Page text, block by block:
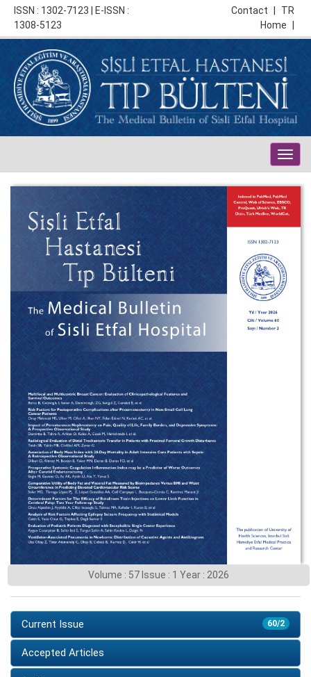
ISSN : 1302-7123 | E-ISSN :
1308-5123
TR
Contact
Home
Volume : 57 Issue : 1 Year : 2026
60/2
Current Issue
Accepted Articles